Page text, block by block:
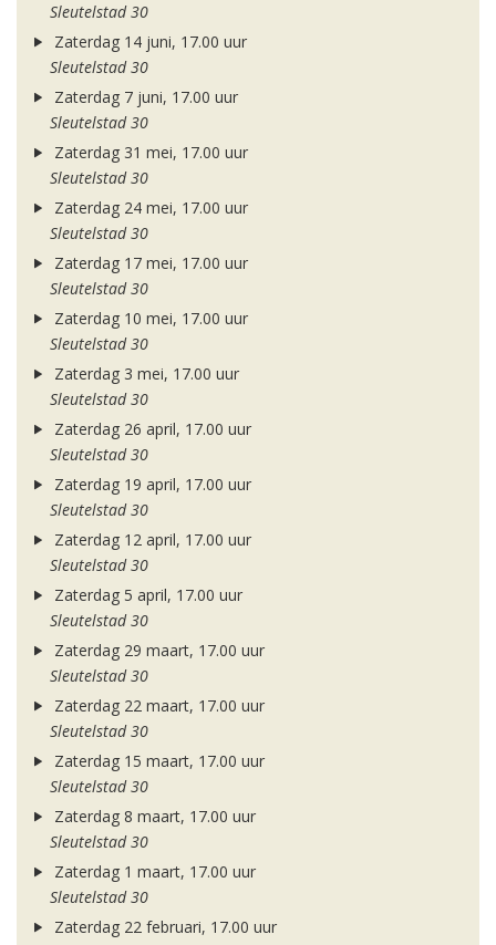
Sleutelstad 30
Zaterdag 14 juni, 17.00 uur
Sleutelstad 30
Zaterdag 7 juni, 17.00 uur
Sleutelstad 30
Zaterdag 31 mei, 17.00 uur
Sleutelstad 30
Zaterdag 24 mei, 17.00 uur
Sleutelstad 30
Zaterdag 17 mei, 17.00 uur
Sleutelstad 30
Zaterdag 10 mei, 17.00 uur
Sleutelstad 30
Zaterdag 3 mei, 17.00 uur
Sleutelstad 30
Zaterdag 26 april, 17.00 uur
Sleutelstad 30
Zaterdag 19 april, 17.00 uur
Sleutelstad 30
Zaterdag 12 april, 17.00 uur
Sleutelstad 30
Zaterdag 5 april, 17.00 uur
Sleutelstad 30
Zaterdag 29 maart, 17.00 uur
Sleutelstad 30
Zaterdag 22 maart, 17.00 uur
Sleutelstad 30
Zaterdag 15 maart, 17.00 uur
Sleutelstad 30
Zaterdag 8 maart, 17.00 uur
Sleutelstad 30
Zaterdag 1 maart, 17.00 uur
Sleutelstad 30
Zaterdag 22 februari, 17.00 uur